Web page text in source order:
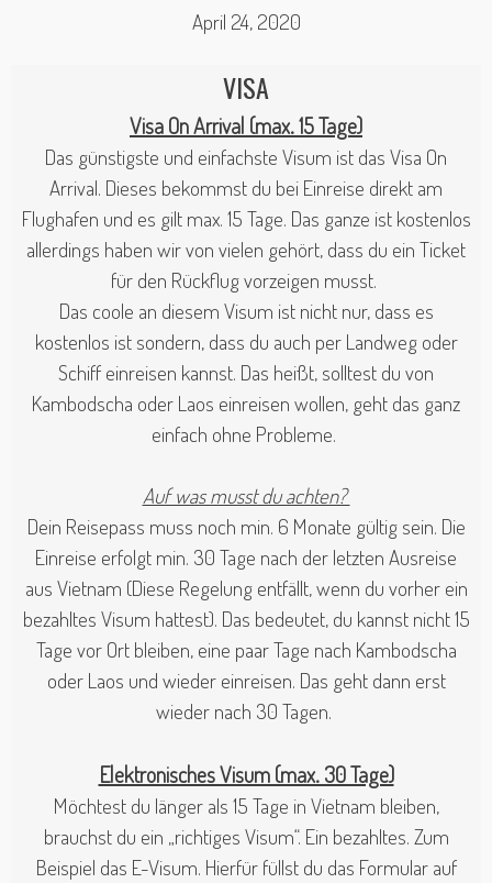
April 24, 2020
VISA
Visa On Arrival (max. 15 Tage)
Das günstigste und einfachste Visum ist das Visa On
Arrival. Dieses bekommst du bei Einreise direkt am
Flughafen und es gilt max. 15 Tage. Das ganze ist kostenlos
allerdings haben wir von vielen gehört, dass du ein Ticket
für den Rückflug vorzeigen musst.
Das coole an diesem Visum ist nicht nur, dass es
kostenlos ist sondern, dass du auch per Landweg oder
Schiff einreisen kannst. Das heißt, solltest du von
Kambodscha oder Laos einreisen wollen, geht das ganz
einfach ohne Probleme.
Auf was musst du achten?
Dein Reisepass muss noch min. 6 Monate gültig sein. Die
Einreise erfolgt min. 30 Tage nach der letzten Ausreise
aus Vietnam (Diese Regelung entfällt, wenn du vorher ein
bezahltes Visum hattest). Das bedeutet, du kannst nicht 15
Tage vor Ort bleiben, eine paar Tage nach Kambodscha
oder Laos und wieder einreisen. Das geht dann erst
wieder nach 30 Tagen.
Elektronisches Visum (max. 30 Tage)
Möchtest du länger als 15 Tage in Vietnam bleiben,
brauchst du ein „richtiges Visum“. Ein bezahltes. Zum
Beispiel das E-Visum. Hierfür füllst du das Formular auf